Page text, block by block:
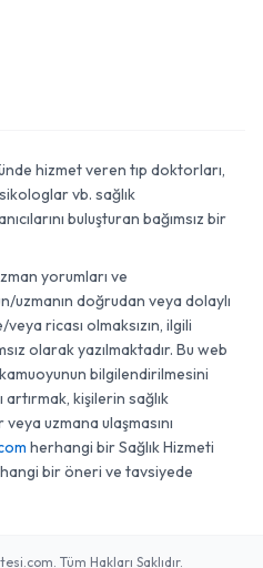
hizmet veren tıp doktorları,
vb. sağlık
buluşturan bağımsız bir
yorumları ve
doğrudan veya dolaylı
ricası olmaksızın, ilgili
olarak yazılmaktadır. Bu web
bilgilendirilmesini
artırmak, kişilerin sağlık
uzmana ulaşmasını
herhangi bir Sağlık Hizmeti
bir öneri ve tavsiyede
Tüm Hakları Saklıdır.